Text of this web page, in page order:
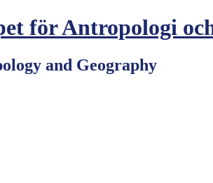
för Antropologi
and Geography